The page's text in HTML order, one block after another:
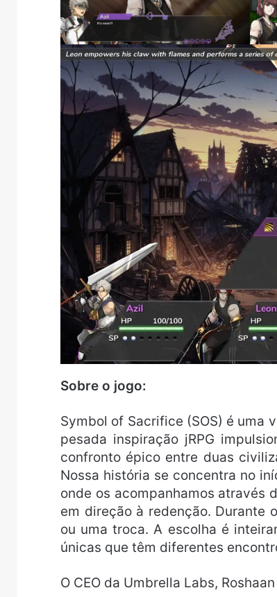
Sobre o jogo:
Symbol of Sacrifice (SOS) é uma
pesada inspiração jRPG
confronto épico entre duas
Nossa história se concentra no
onde os acompanhamos através
em direção à redenção. Durante
ou uma troca. A escolha é
únicas que têm diferentes
O CEO da Umbrella Labs,